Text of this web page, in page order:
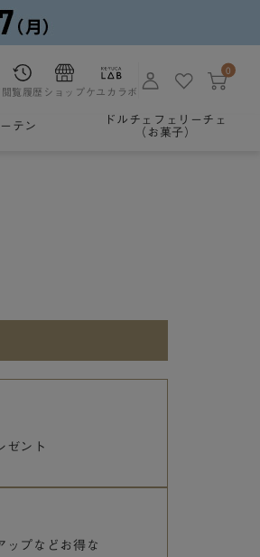
閲覧履歴 ショップケユカラボ
0
テン
ドルチェフェリーチェ
（お菓子）
ゼント
ップなどお得な